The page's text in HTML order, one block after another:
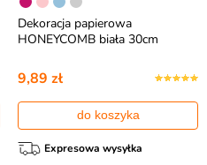
Dekoracja papierowa
HONEYCOMB biała 30cm
9,89 zł
do koszyka
Expresowa wysyłka